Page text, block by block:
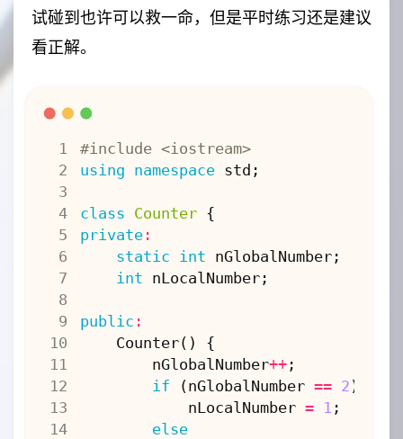
试碰到也许可以救一命，但是平时练习还是建议
看正解。
4
14
#include <iostream>
using namespace std ;
class Counter {
private:
static
int nGlobalNumber;
int nLocalNumber;
public :
Counter()
{
nGlobalNumber++;
if
(nGlobalNumber == 2 )
nLocalNumber = 1 ;
else